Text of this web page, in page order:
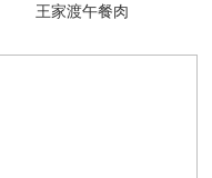
王家渡午餐肉